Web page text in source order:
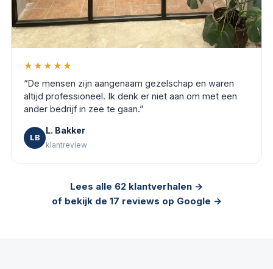
★★★★★
“De mensen zijn aangenaam gezelschap en waren
altijd professioneel. Ik denk er niet aan om met een
ander bedrijf in zee te gaan.”
LB
L. Bakker
klantreview
Lees alle 62 klantverhalen →
of bekijk de 17 reviews op Google →